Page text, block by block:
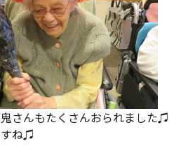
さんもたくさんおられました♫
すね♫